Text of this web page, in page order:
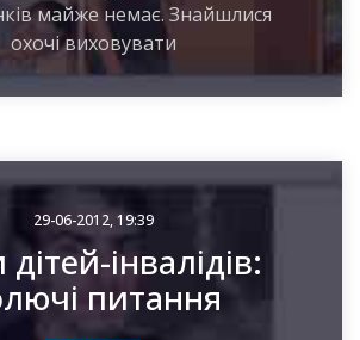
майже немає. Знайшлися
охочі виховувати
29-06-2012, 19:39
інвалідів:
питання